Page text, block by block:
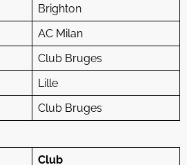
Brighton
AC Milan
Club Bruges
Lille
Club Bruges
Club